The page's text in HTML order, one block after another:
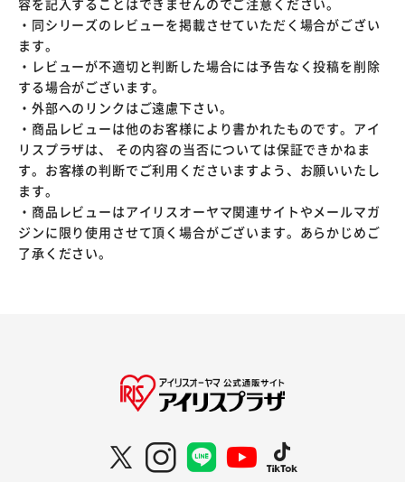
容を記入することはできませんのでご注意ください。
・同シリーズのレビューを掲載させていただく場合がござい
ます。
・レビューが不適切と判断した場合には予告なく投稿を削除
する場合がございます。
・外部へのリンクはご遠慮下さい。
・商品レビューは他のお客様により書かれたものです。アイ
リスプラザは、 その内容の当否については保証できかねま
す。お客様の判断でご利用くださいますよう、お願いいたし
ます。
・商品レビューはアイリスオーヤマ関連サイトやメールマガ
ジンに限り使用させて頂く場合がございます。あらかじめご
了承ください。